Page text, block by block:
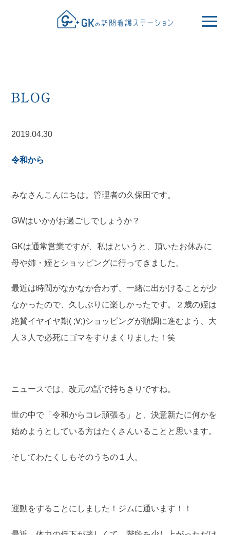
2019.04.30
令和から
みなさんこんにちは。管理者の久保田です。
GWはいかがお過ごしでしょうか？
GKは通常営業ですが、私はというと、頂いたお休みに
母や姉・姪とショッピングに行ってきました。
最近は時間がなかなか合わず、一緒に出かけることが少
なかったので、久しぶりに楽しかったです。２歳の姪は
絶賛イヤイヤ期( ;∀;)ショッピングが順調に進むよう、大
人３人で必死にゴマをすりまくりました！笑
ニュースでは、改元の話で持ちきりですね。
世の中で「令和からコレ頑張る」と、決意新たに何かを
始めようとしている方はたくさんいることと思います。
そしてわたくしもそのうちの１人。
運動をすることにしました！ジムに通います！！